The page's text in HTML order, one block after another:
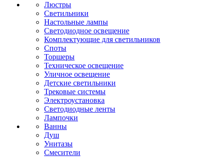
Люстры
Светильники
Настольные лампы
Светодиодное освещение
Комплектующие для светильников
Споты
Торшеры
Техническое освещение
Уличное освещение
Детские светильники
Трековые системы
Электроустановка
Светодиодные ленты
Лампочки
Ванны
Душ
Унитазы
Смесители